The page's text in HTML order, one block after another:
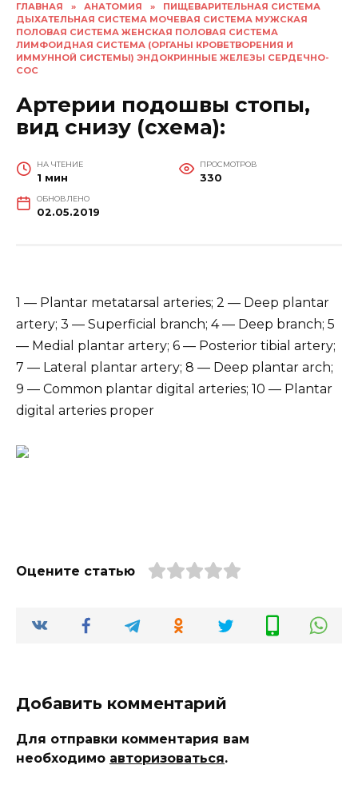
ГЛАВНАЯ » АНАТОМИЯ »
ПИЩЕВАРИТЕЛЬНАЯ СИСТЕМА
ДЫХАТЕЛЬНАЯ СИСТЕМА МОЧЕВАЯ СИСТЕМА МУЖСКАЯ
ПОЛОВАЯ СИСТЕМА ЖЕНСКАЯ ПОЛОВАЯ СИСТЕМА
ЛИМФОИДНАЯ СИСТЕМА (ОРГАНЫ КРОВЕТВОРЕНИЯ И
ИММУННОЙ СИСТЕМЫ) ЭНДОКРИННЫЕ ЖЕЛЕЗЫ СЕРДЕЧНО-
СОС
Артерии подошвы стопы,
вид снизу (схема):
НА ЧТЕНИЕ
1 мин
ПРОСМОТРОВ
330
ОБНОВЛЕНО
02.05.2019
1 — Plantar metatarsal arteries; 2 — Deep plantar
artery; 3 — Superficial branch; 4 — Deep branch; 5
— Medial plantar artery; 6 — Posterior tibial artery;
7 — Lateral plantar artery; 8 — Deep plantar arch;
9 — Common plantar digital arteries; 10 — Plantar
digital arteries proper
Оцените статью
Добавить комментарий
Для отправки комментария вам
необходимо авторизоваться.